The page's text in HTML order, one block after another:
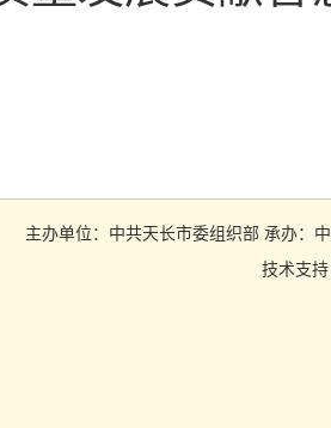
主办单位：中共天长市委组织部 承办：
技术支持